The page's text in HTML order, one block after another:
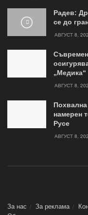
Радев:
се до
АВГУСТ 8,
„Медика“
АВГУСТ 8,
намерен
Русе
АВГУСТ 8,
За нас За реклама